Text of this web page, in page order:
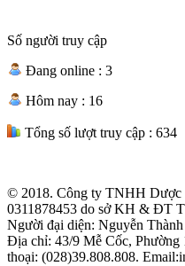
Số người truy cập
Đang online : 3
Hôm nay : 16
Tổng số lượt truy cập : 634
© 2018. Công ty TNHH
0311878453 do sở KH & ĐT
Người đại diện: Nguyễn
Địa chỉ: 43/9 Mễ Cốc,
thoại: (028)39.808.808.